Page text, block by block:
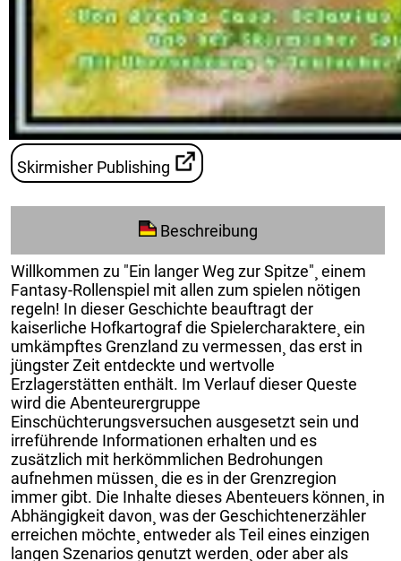
Skirmisher Publishing
Beschreibung
Willkommen zu "Ein langer Weg zur Spitze"¸ einem
Fantasy-Rollenspiel mit allen zum spielen nötigen
regeln! In dieser Geschichte beauftragt der
kaiserliche Hofkartograf die Spielercharaktere¸ ein
umkämpftes Grenzland zu vermessen¸ das erst in
jüngster Zeit entdeckte und wertvolle
Erzlagerstätten enthält. Im Verlauf dieser Queste
wird die Abenteurergruppe
Einschüchterungsversuchen ausgesetzt sein und
irreführende Informationen erhalten und es
zusätzlich mit herkömmlichen Bedrohungen
aufnehmen müssen¸ die es in der Grenzregion
immer gibt. Die Inhalte dieses Abenteuers können¸ in
Abhängigkeit davon¸ was der Geschichtenerzähler
erreichen möchte¸ entweder als Teil eines einzigen
langen Szenarios genutzt werden¸ oder aber als